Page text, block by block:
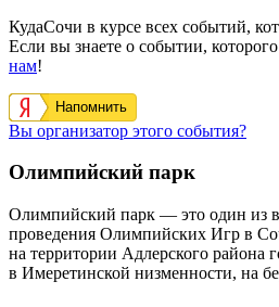
КудаСочи в курсе всех событий,
Если вы знаете о событии,
нам!
Напомнить
Вы организатор этого события?
Олимпийский парк
Олимпийский парк — это один из
проведения Олимпийских Игр в
на территории Адлерского района
в Имеретинской низменности, на